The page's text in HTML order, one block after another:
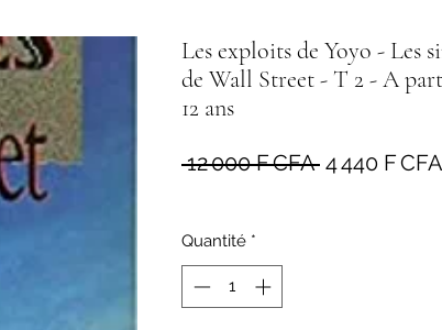
Les exploits de Yoyo - Les
de Wall Street - T 2 - A
12 ans
12 000 F CFA Prix
4 440 F CFA
Quantité *